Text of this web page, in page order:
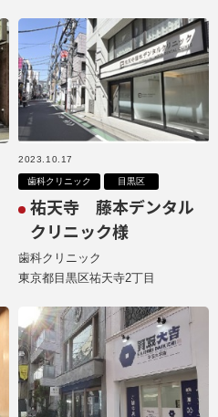
2023.10.17
歯科クリニック 目黒区
祐天寺 藤本デンタル
クリニック様
歯科クリニック
東京都目黒区祐天寺2丁目